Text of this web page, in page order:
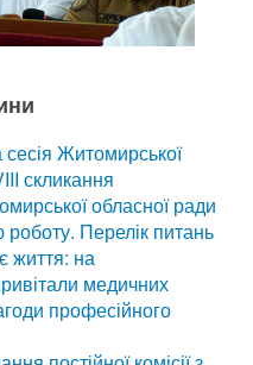
сесія Житомирської
скликання
обласної ради
Перелік питань
життя: на
медичних
професійного